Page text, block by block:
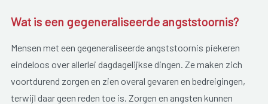
Wat is een gegeneraliseerde angststoornis?
Mensen met een gegeneraliseerde angststoornis piekeren
eindeloos over allerlei dagdagelijkse dingen. Ze maken zich
voortdurend zorgen en zien overal gevaren en bedreigingen,
terwijl daar geen reden toe is. Zorgen en angsten kunnen